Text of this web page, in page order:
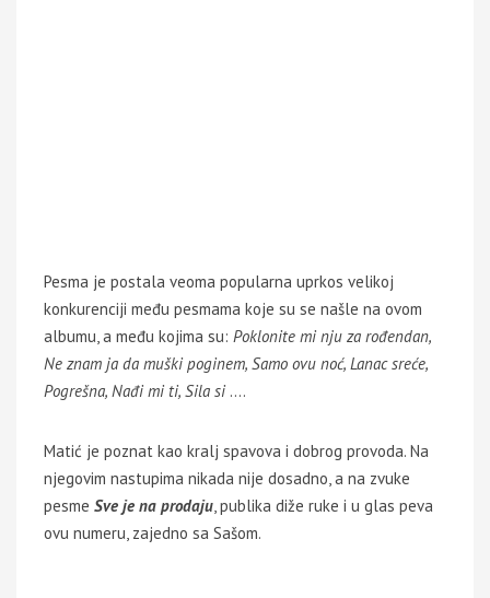
Pesma je postala veoma popularna uprkos velikoj
konkurenciji među pesmama koje su se našle na ovom
albumu, a među kojima su: Poklonite mi nju za rođendan,
Ne znam ja da muški poginem, Samo ovu noć, Lanac sreće,
Pogrešna, Nađi mi ti, Sila si ….
Matić je poznat kao kralj spavova i dobrog provoda. Na
njegovim nastupima nikada nije dosadno, a na zvuke
pesme Sve je na prodaju, publika diže ruke i u glas peva
ovu numeru, zajedno sa Sašom.